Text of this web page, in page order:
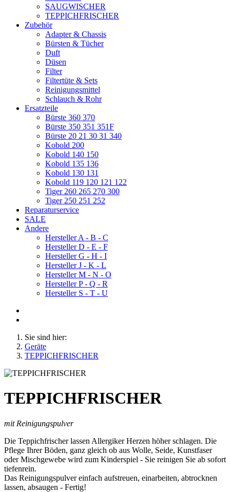
SAUGWISCHER
TEPPICHFRISCHER
Zubehör
Adapter & Chassis
Bürsten & Tücher
Duft
Düsen
Filter
Filtertüte & Sets
Reinigungsmittel
Schlauch & Rohr
Ersatzteile
Bürste 360 370
Bürste 350 351 351F
Bürste 20 21 30 31 340
Kobold 200
Kobold 140 150
Kobold 135 136
Kobold 130 131
Kobold 119 120 121 122
Tiger 260 265 270 300
Tiger 250 251 252
Reparaturservice
SALE
Andere
Hersteller A - B - C
Hersteller D - E - F
Hersteller G - H - I
Hersteller J - K - L
Hersteller M - N - O
Hersteller P - Q - R
Hersteller S - T - U
Sie sind hier:
Geräte
TEPPICHFRISCHER
TEPPICHFRISCHER
mit Reinigungspulver
Die Teppichfrischer lassen Allergiker Herzen höher schlagen. Die
Pflege Ihrer Böden, ganz gleich ob aus Wolle, Seide, Kunstfaser
oder Mischgewebe wird zum Kinderspiel - Sie reinigen Sie ab sofort
tiefenrein.
Das Reinigungspulver einfach aufstreuen, einarbeiten, abtrocknen
lassen, absaugen - Fertig!